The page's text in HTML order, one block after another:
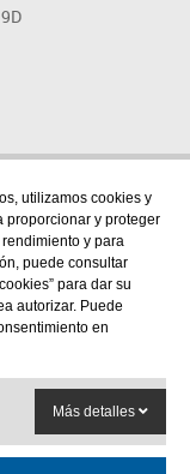
utilizamos cookies y
proporcionar y proteger
y para
puede consultar
para dar su
autorizar. Puede
en
Más detalles